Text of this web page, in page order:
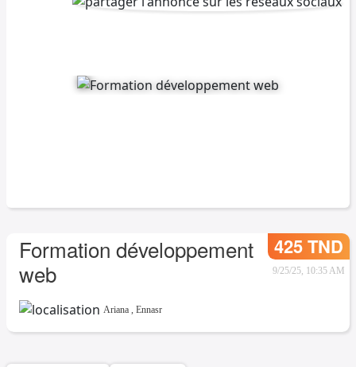
Formation développement
web
425 TND
9/25/25, 10:35 AM
Ariana , Ennasr